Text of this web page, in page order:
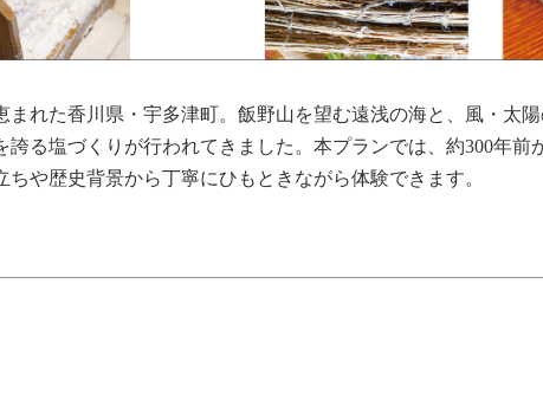
れた香川県・宇多津町。飯野山を望む遠浅の海と、風・太
る塩づくりが行われてきました。本プランでは、約300年前
や歴史背景から丁寧にひもときながら体験できます。